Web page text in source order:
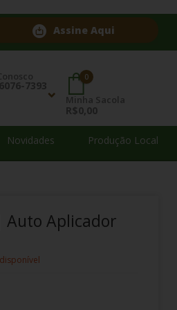
Assine Aqui
7393
Contatos
0
Minha Sacola
R$0,00
Novidades Produção Local
Auto Aplicador